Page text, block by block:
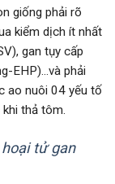
giống phải rõ
kiểm dịch ít nhất
gan tụy cấp
EHP)…và phải
ao nuôi 04 yếu tố
thả tôm.
tử gan